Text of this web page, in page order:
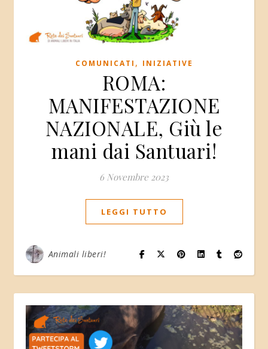
COMUNICATI , INIZIATIVE
ROMA:
MANIFESTAZIONE
NAZIONALE, Giù le
mani dai Santuari!
6 Novembre 2023
LEGGI TUTTO
Animali liberi!